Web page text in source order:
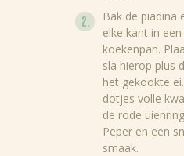
Bak de piadina
elke kant in
koekenpan.
sla hierop plus
het gekookte
dotjes volle
de rode
Peper en een
smaak.